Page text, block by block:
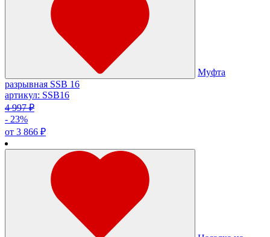
Муфта
разрывная SSB 16
артикул: SSB16
4 997 ₽
- 23%
от 3 866 ₽